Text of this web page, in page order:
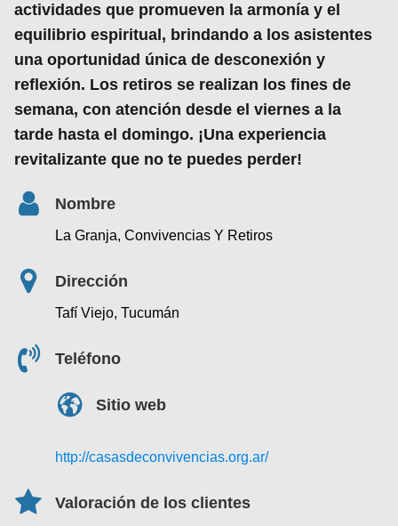
actividades que promueven la armonía y el
equilibrio espiritual , brindando a los asistentes
una oportunidad única de desconexión y
reflexión. Los retiros se realizan los fines de
semana, con atención desde el viernes a la
tarde hasta el domingo. ¡Una experiencia
revitalizante que no te puedes perder!
Nombre
La Granja, Convivencias Y Retiros
Dirección
Tafí Viejo, Tucumán
Teléfono
Sitio web
http://casasdeconvivencias.org.ar/
Valoración de los clientes